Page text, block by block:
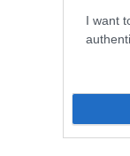
I want
πρέπει να
ή,
ευέλικτες
-ή ακόμη και μη